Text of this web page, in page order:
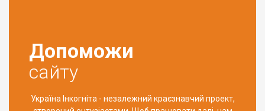
Допоможи
сайту
Україна Інкогніта - незалежний краєзнавчий проект,